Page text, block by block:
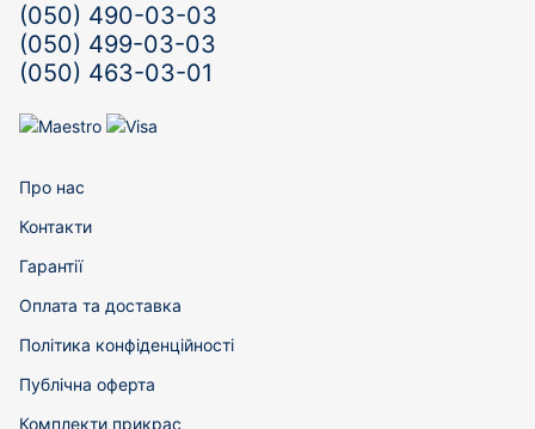
(050) 490-03-03
(050) 499-03-03
(050) 463-03-01
Про нас
Контакти
Гарантії
Оплата та доставка
Політика конфіденційності
Публічна оферта
Комплекти прикрас